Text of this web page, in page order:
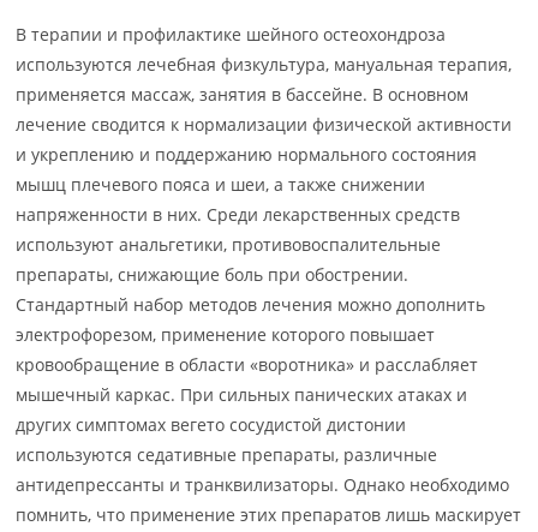
В терапии и профилактике шейного остеохондроза
используются лечебная физкультура, мануальная терапия,
применяется массаж, занятия в бассейне. В основном
лечение сводится к нормализации физической активности
и укреплению и поддержанию нормального состояния
мышц плечевого пояса и шеи, а также снижении
напряженности в них. Среди лекарственных средств
используют анальгетики, противовоспалительные
препараты, снижающие боль при обострении.
Стандартный набор методов лечения можно дополнить
электрофорезом, применение которого повышает
кровообращение в области «воротника» и расслабляет
мышечный каркас. При сильных панических атаках и
других симптомах вегето сосудистой дистонии
используются седативные препараты, различные
антидепрессанты и транквилизаторы. Однако необходимо
помнить, что применение этих препаратов лишь маскирует